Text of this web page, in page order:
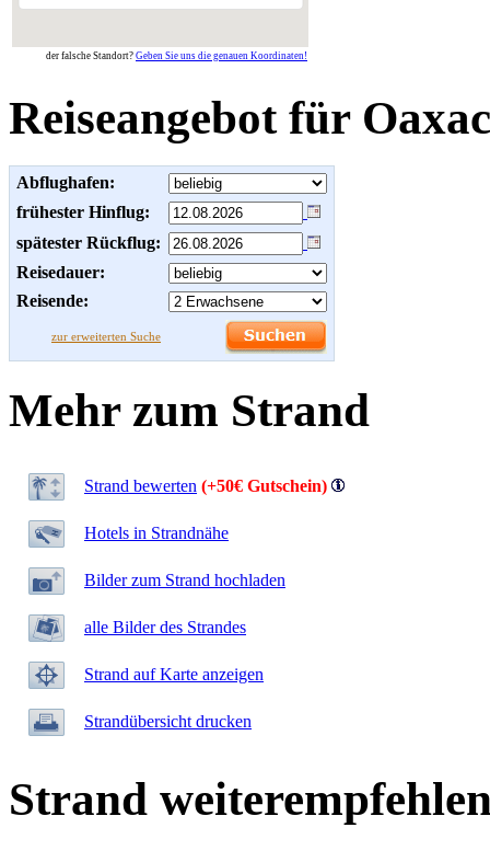
der falsche Standort? Geben Sie uns die genauen Koordinaten!
Reiseangebot für
Abflughafen:
frühester Hinflug:
spätester Rückflug:
Reisedauer:
Reisende:
zur erweiterten Suche
Mehr zum Strand
Strand bewerten (+50€ Gutschein)
Hotels in Strandnähe
Bilder zum Strand hochladen
alle Bilder des Strandes
Strand auf Karte anzeigen
Strandübersicht drucken
Strand